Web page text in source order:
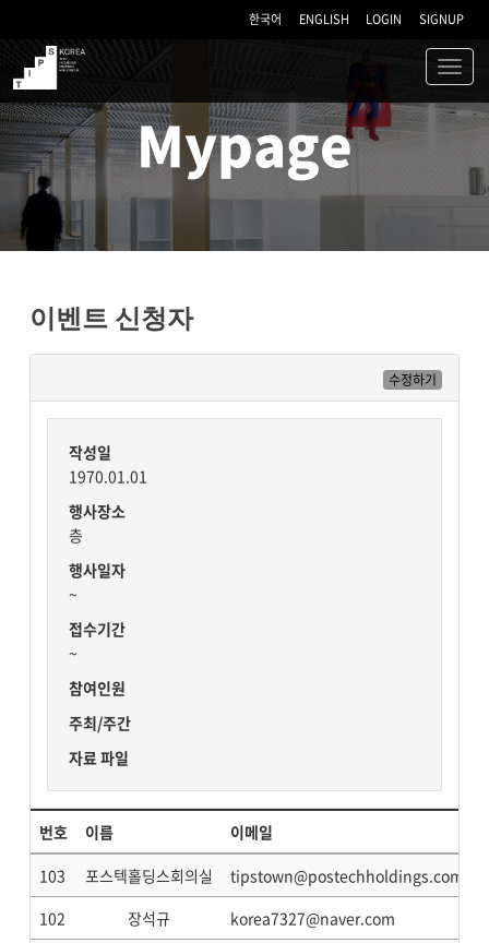
한국어 ENGLISH LOGIN SIGNUP
TIPS
Mypage
이벤트 신청자
수정하기
작성일
1970.01.01
행사장소
층
행사일자
~
접수기간
~
참여인원
주최/주간
자료 파일
번호 이름 이메일
103
포스텍홀딩스회의실 tipstown@postechholdings.com
102
장석규 korea7327@naver.com